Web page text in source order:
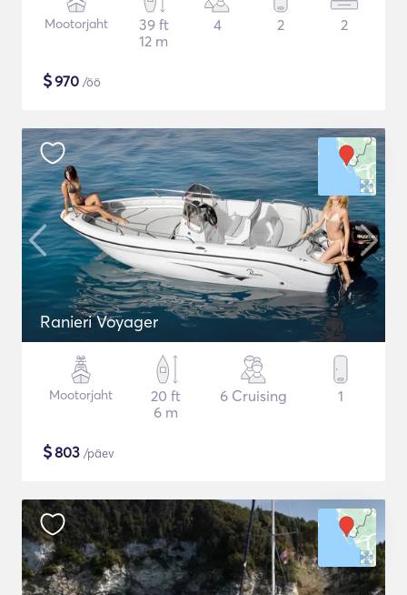
Mootorjaht
39 ft
12 m
4 2 2
$970 /öö
Ranieri Voyager
Mootorjaht
20 ft
6 m
6 Cruising 1
$803 /päev